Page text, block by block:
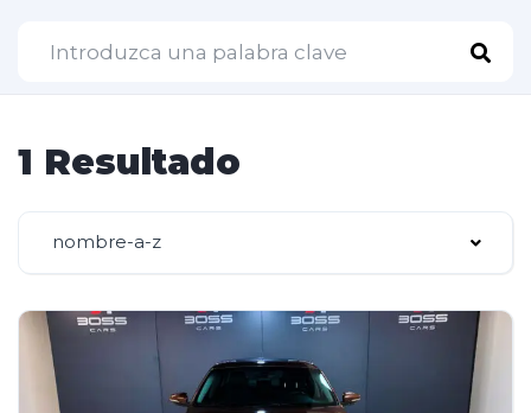
1 Resultado
nombre-a-z